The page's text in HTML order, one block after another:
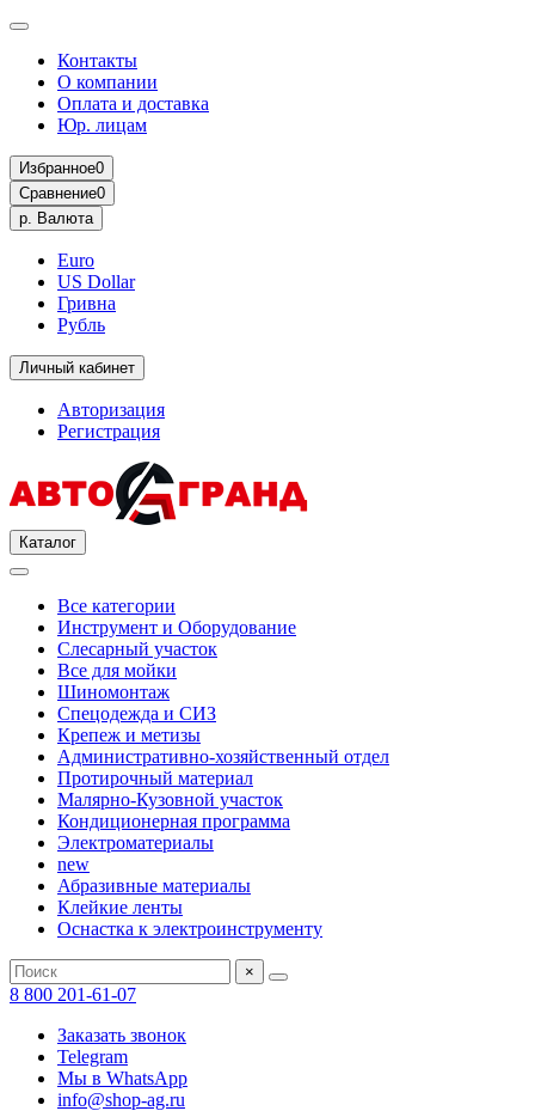
Контакты
О компании
Оплата и доставка
Юр. лицам
Избранное0
Сравнение0
р. Валюта
Euro
US Dollar
Гривна
Рубль
Личный кабинет
Авторизация
Регистрация
Каталог
Все категории
Инструмент и Оборудование
Слесарный участок
Все для мойки
Шиномонтаж
Спецодежда и СИЗ
Крепеж и метизы
Административно-хозяйственный отдел
Протирочный материал
Малярно-Кузовной участок
Кондиционерная программа
Электроматериалы
new
Абразивные материалы
Клейкие ленты
Оснастка к электроинструменту
×
8 800 201-61-07
Заказать звонок
Telegram
Мы в WhatsApp
info@shop-ag.ru